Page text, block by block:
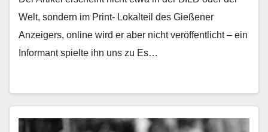
Welt, sondern im Print- Lokalteil des Gießener
Anzeigers, online wird er aber nicht veröffentlicht – ein
Informant spielte ihn uns zu Es…